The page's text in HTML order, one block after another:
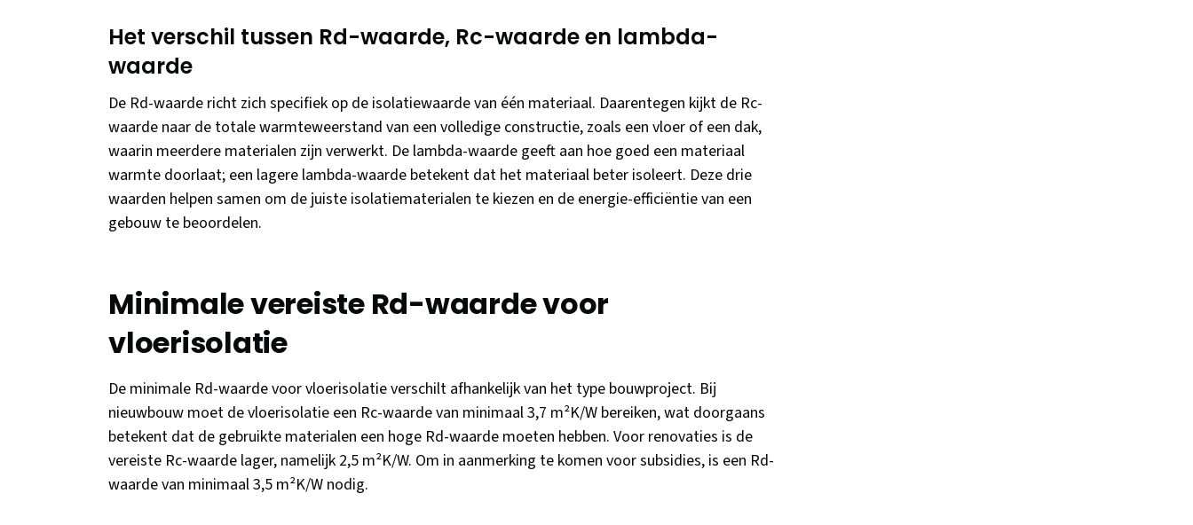
Het verschil tussen Rd-waarde, Rc-waarde en lambda-
waarde
De Rd-waarde richt zich specifiek op de isolatiewaarde van één materiaal. Daarentegen kijkt de Rc-
waarde naar de totale warmteweerstand van een volledige constructie, zoals een vloer of een dak,
waarin meerdere materialen zijn verwerkt. De lambda-waarde geeft aan hoe goed een materiaal
warmte doorlaat; een lagere lambda-waarde betekent dat het materiaal beter isoleert. Deze drie
waarden helpen samen om de juiste isolatiematerialen te kiezen en de energie-efficiëntie van een
gebouw te beoordelen.
Minimale vereiste Rd-waarde voor
vloerisolatie
De minimale Rd-waarde voor vloerisolatie verschilt afhankelijk van het type bouwproject. Bij
nieuwbouw moet de vloerisolatie een Rc-waarde van minimaal 3,7 m²K/W bereiken, wat doorgaans
betekent dat de gebruikte materialen een hoge Rd-waarde moeten hebben. Voor renovaties is de
vereiste Rc-waarde lager, namelijk 2,5 m²K/W. Om in aanmerking te komen voor subsidies, is een Rd-
waarde van minimaal 3,5 m²K/W nodig.